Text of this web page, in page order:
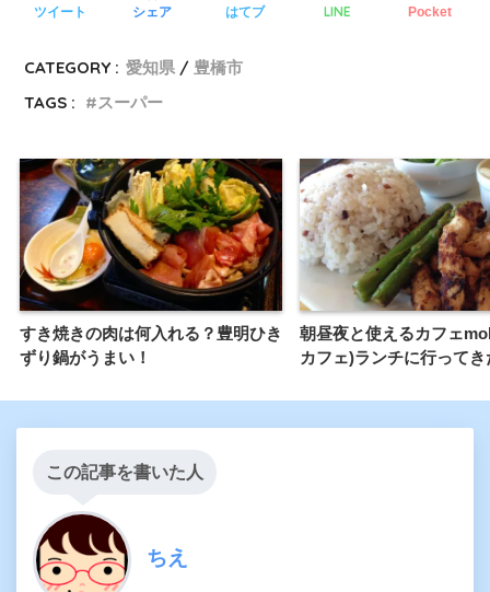
ツイート シェア はてブ LINE Pocket
CATEGORY : 愛知県
豊橋市
TAGS :
スーパー
すき焼きの肉は何入れる？豊明ひき
ずり鍋がうまい！
朝昼夜と使えるカフェ
カフェ)ランチに行ってき
この記事を書いた人
ちえ